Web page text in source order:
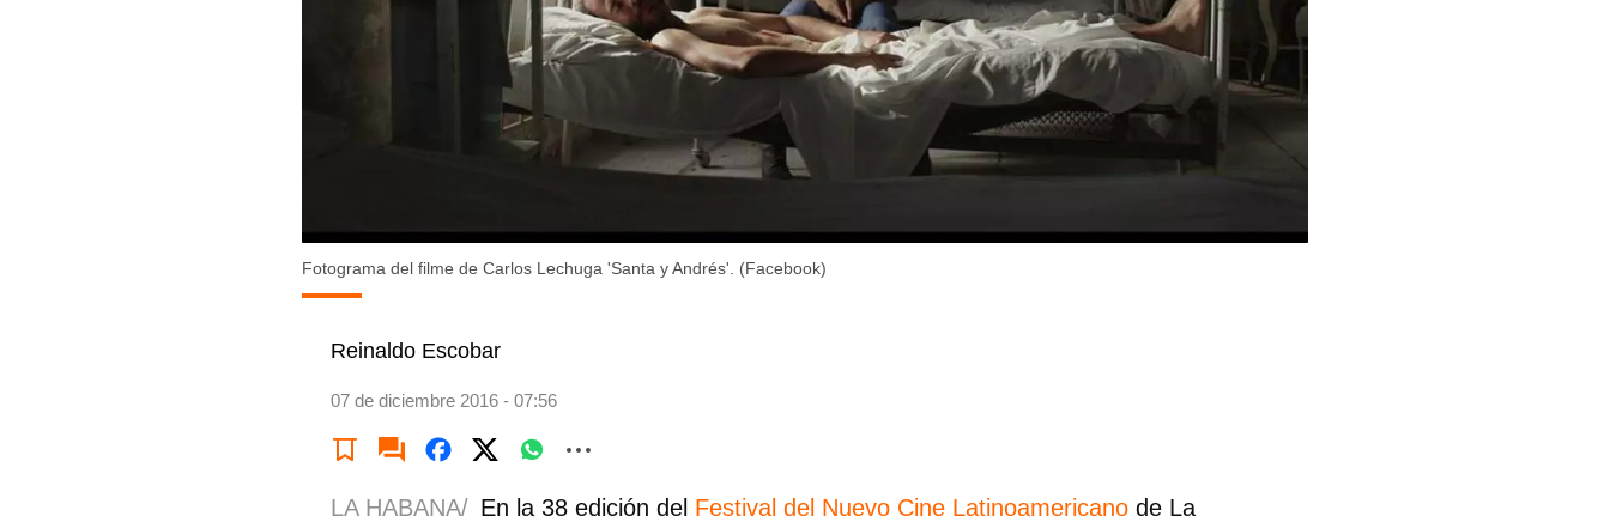
Fotograma del filme de Carlos Lechuga 'Santa y Andrés'. (Facebook)
Reinaldo Escobar
07 de diciembre 2016 - 07:56
LA HABANA/ En la 38 edición del Festival del Nuevo Cine Latinoamericano de La